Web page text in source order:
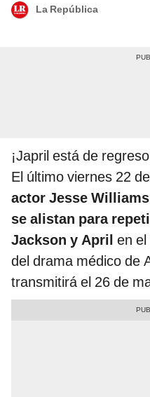
La República
¡Japril está de
El último viernes 22
actor Jesse
se alistan para
Jackson y April en
del drama médico de
transmitirá el 26 de